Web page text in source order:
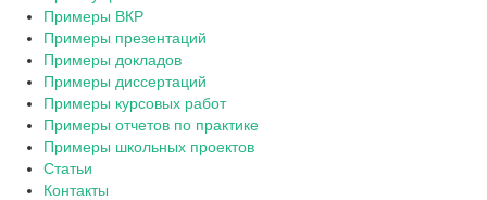
Примеры ВКР
Примеры презентаций
Примеры докладов
Примеры диссертаций
Примеры курсовых работ
Примеры отчетов по практике
Примеры школьных проектов
Статьи
Контакты